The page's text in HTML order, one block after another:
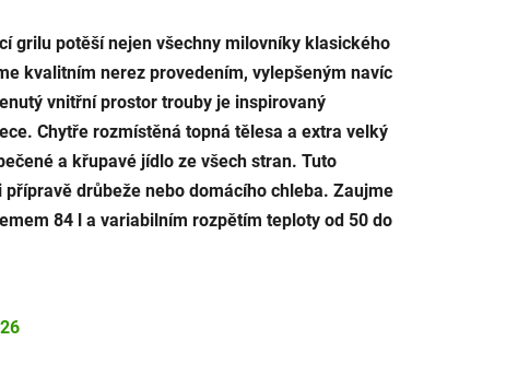
grilu potěší nejen všechny milovníky klasického
kvalitním nerez provedením, vylepšeným navíc
vnitřní prostor trouby je inspirovaný
Chytře rozmístěná topná tělesa a extra velký
a křupavé jídlo ze všech stran. Tuto
drůbeže nebo domácího chleba. Zaujme
84 l a variabilním rozpětím teploty od 50 do